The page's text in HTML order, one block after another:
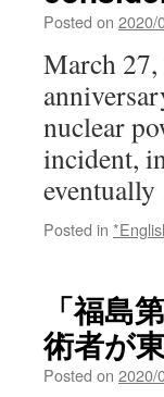
Posted on 2020/
March 27,
nuclear
incident,
Posted in
「福島
術者が
Posted on 2020/